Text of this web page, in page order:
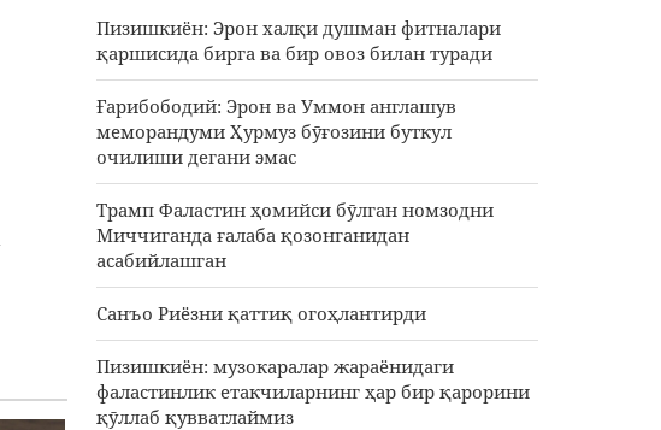
Пизишкиён: Эрон халқи душман фитналари
қаршисида бирга ва бир овоз билан туради
Ғарибободий: Эрон ва Уммон англашув
меморандуми Ҳурмуз бӯғозини буткул
очилиши дегани эмас
Трамп Фаластин ҳомийси бӯлган номзодни
Миччиганда ғалаба қозонганидан
асабийлашган
Санъо Риёзни қаттиқ огоҳлантирди
Пизишкиён: музокаралар жараёнидаги
фаластинлик етакчиларнинг ҳар бир қарорини
қӯллаб қувватлаймиз